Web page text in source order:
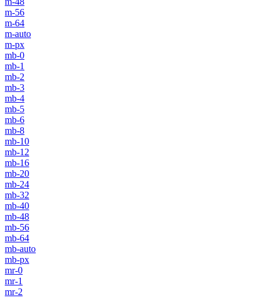
m-56
m-64
m-auto
m-px
mb-0
mb-1
mb-2
mb-3
mb-4
mb-5
mb-6
mb-8
mb-10
mb-12
mb-16
mb-20
mb-24
mb-32
mb-40
mb-48
mb-56
mb-64
mb-auto
mb-px
mr-0
mr-1
mr-2